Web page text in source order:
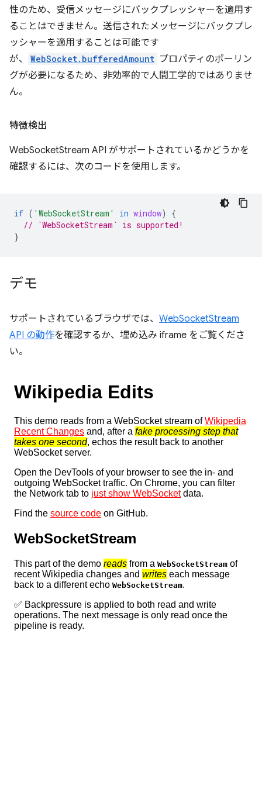
性のため、受信メッセージにバックプレッシャーを適用す
ることはできません。送信されたメッセージにバックプレ
ッシャーを適用することは可能です
が、
WebSocket.bufferedAmount プロパティのポーリン
グが必要になるため、非効率的で人間工学的ではありませ
ん。
特徴検出
WebSocketStream API がサポートされているかどうかを
確認するには、次のコードを使用します。
if ( 'WebSocketStream' in window)
{
// `WebSocketStream` is supported!
}
デモ
サポートされているブラウザでは、 WebSocketStream
API の動作を確認するか、埋め込み iframe をご覧くださ
い。